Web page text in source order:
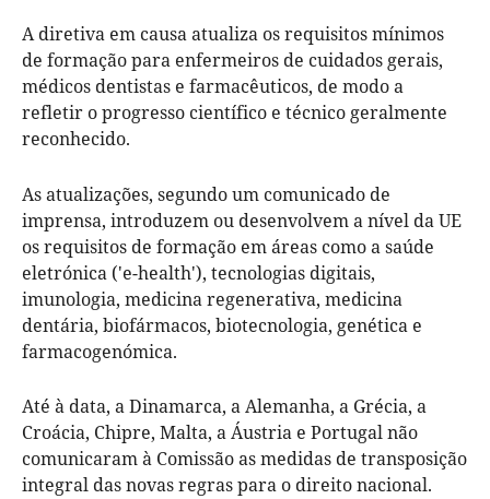
A diretiva em causa atualiza os requisitos mínimos
de formação para enfermeiros de cuidados gerais,
médicos dentistas e farmacêuticos, de modo a
refletir o progresso científico e técnico geralmente
reconhecido.
As atualizações, segundo um comunicado de
imprensa, introduzem ou desenvolvem a nível da UE
os requisitos de formação em áreas como a saúde
eletrónica ('e-health'), tecnologias digitais,
imunologia, medicina regenerativa, medicina
dentária, biofármacos, biotecnologia, genética e
farmacogenómica.
Até à data, a Dinamarca, a Alemanha, a Grécia, a
Croácia, Chipre, Malta, a Áustria e Portugal não
comunicaram à Comissão as medidas de transposição
integral das novas regras para o direito nacional.